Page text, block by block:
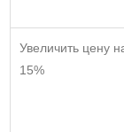
Увеличить цену
15%